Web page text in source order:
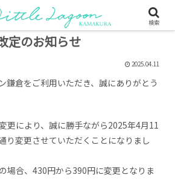
定のお知らせ
2025.04.11
鎌倉をご利用いただき、誠にありがとう
更により、誠に勝手ながら2025年4月11
り変更させていただくことになりまし
場合、430円から390円に変更となりま
検索